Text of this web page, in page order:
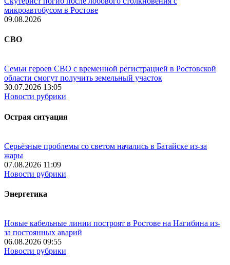
микроавтобусом в Ростове
09.08.2026
СВО
Семьи героев СВО с временной регистрацией в Ростовской
области смогут получить земельный участок
30.07.2026 13:05
Новости рубрики
Острая ситуация
Серьёзные проблемы со светом начались в Батайске из-за
жары
07.08.2026 11:09
Новости рубрики
Энергетика
Новые кабельные линии построят в Ростове на Нагибина из-
за постоянных аварий
06.08.2026 09:55
Новости рубрики